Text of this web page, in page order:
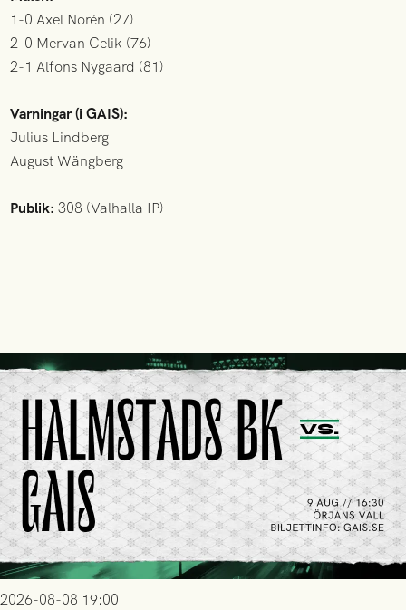
1-0 Axel Norén (27)
2-0 Mervan Celik (76)
2-1 Alfons Nygaard (81)
Varningar (i GAIS):
Julius Lindberg
August Wängberg
Publik: 308 (Valhalla IP)
2026-08-08 19:00